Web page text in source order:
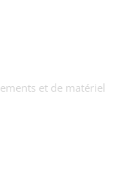
et de matériel